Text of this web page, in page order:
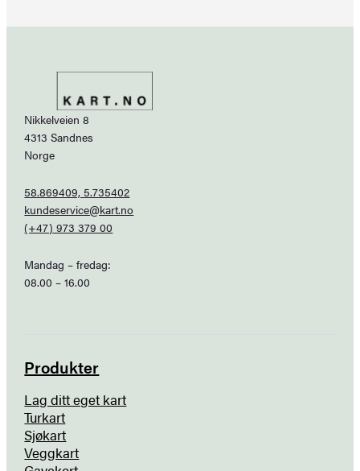
Nikkelveien 8
4313 Sandnes
Norge
58.869409, 5.735402
kundeservice@kart.no
(+47) 973 379 00
Mandag – fredag:
08.00 – 16.00
Produkter
Lag ditt eget kart
Turkart
Sjøkart
Veggkart